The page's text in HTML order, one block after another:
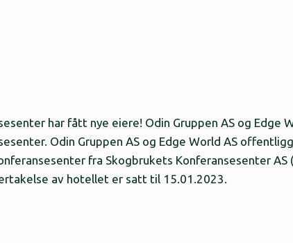
har fått nye eiere! Odin Gruppen AS og Edge
Odin Gruppen AS og Edge World AS
fra Skogbrukets Konferansesenter AS
av hotellet er satt til 15.01.2023.